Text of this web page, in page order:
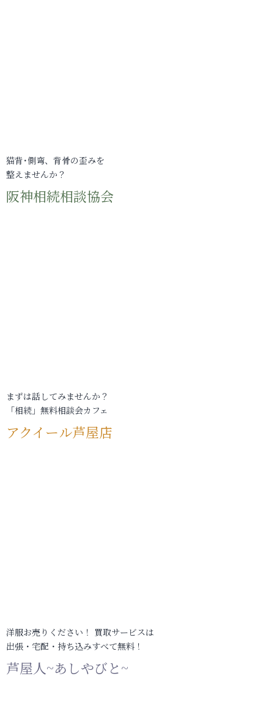
猫背･側弯、背骨の歪みを
整えませんか？
阪神相続相談協会
まずは話してみませんか？
「相続」無料相談会カフェ
アクイール芦屋店
洋服お売りください！ 買取サービスは
出張・宅配・持ち込みすべて無料！
芦屋人~あしやびと~